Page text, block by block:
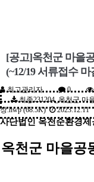
[공고]옥천군 마을
(~12/19 서류접수 마
최고관리자 0
최종231204_옥천군 마
장.hwp (68.5K)
2023.12.11
사단법인 옥천순환경제
옥천군 마을공